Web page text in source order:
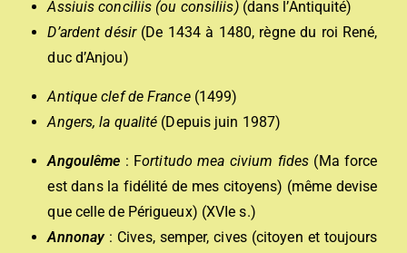
Assiuis conciliis (ou consiliis)(dans l’Antiquité)
D’ardent désir (De 1434 à 1480, règne du roi René,
duc d’Anjou)
Antique clef de France (1499)
Angers, la qualité (Depuis juin 1987)
Angoulême : Fortitudo mea civium fides (Ma force
est dans la fidélité de mes citoyens) (même devise
que celle de Périgueux) (XVIe s.)
Annonay: Cives, semper, cives (citoyen et toujours